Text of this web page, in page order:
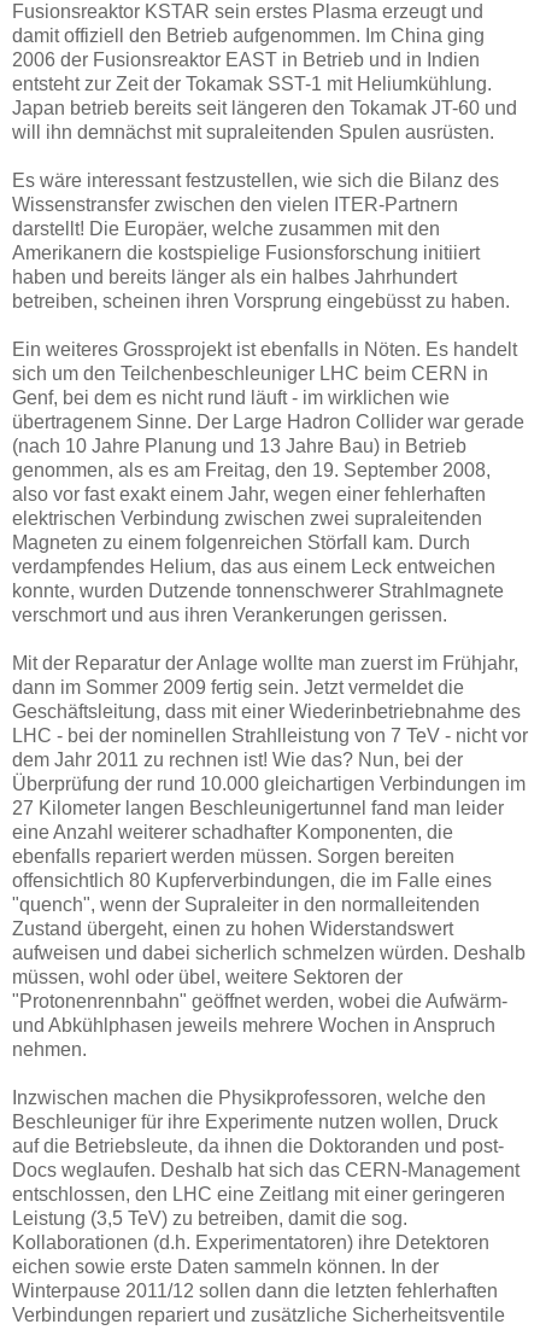
Fusionsreaktor KSTAR sein erstes Plasma erzeugt und
damit offiziell den Betrieb aufgenommen. Im China ging
2006 der Fusionsreaktor EAST in Betrieb und in Indien
entsteht zur Zeit der Tokamak SST-1 mit Heliumkühlung.
Japan betrieb bereits seit längeren den Tokamak JT-60 und
will ihn demnächst mit supraleitenden Spulen ausrüsten.
Es wäre interessant festzustellen, wie sich die Bilanz des
Wissenstransfer zwischen den vielen ITER-Partnern
darstellt! Die Europäer, welche zusammen mit den
Amerikanern die kostspielige Fusionsforschung initiiert
haben und bereits länger als ein halbes Jahrhundert
betreiben, scheinen ihren Vorsprung eingebüsst zu haben.
Ein weiteres Grossprojekt ist ebenfalls in Nöten. Es handelt
sich um den Teilchenbeschleuniger LHC beim CERN in
Genf, bei dem es nicht rund läuft - im wirklichen wie
übertragenem Sinne. Der Large Hadron Collider war gerade
(nach 10 Jahre Planung und 13 Jahre Bau) in Betrieb
genommen, als es am Freitag, den 19. September 2008,
also vor fast exakt einem Jahr, wegen einer fehlerhaften
elektrischen Verbindung zwischen zwei supraleitenden
Magneten zu einem folgenreichen Störfall kam. Durch
verdampfendes Helium, das aus einem Leck entweichen
konnte, wurden Dutzende tonnenschwerer Strahlmagnete
verschmort und aus ihren Verankerungen gerissen.
Mit der Reparatur der Anlage wollte man zuerst im Frühjahr,
dann im Sommer 2009 fertig sein. Jetzt vermeldet die
Geschäftsleitung, dass mit einer Wiederinbetriebnahme des
LHC - bei der nominellen Strahlleistung von 7 TeV - nicht vor
dem Jahr 2011 zu rechnen ist! Wie das? Nun, bei der
Überprüfung der rund 10.000 gleichartigen Verbindungen im
27 Kilometer langen Beschleunigertunnel fand man leider
eine Anzahl weiterer schadhafter Komponenten, die
ebenfalls repariert werden müssen. Sorgen bereiten
offensichtlich 80 Kupferverbindungen, die im Falle eines
"quench", wenn der Supraleiter in den normalleitenden
Zustand übergeht, einen zu hohen Widerstandswert
aufweisen und dabei sicherlich schmelzen würden. Deshalb
müssen, wohl oder übel, weitere Sektoren der
"Protonenrennbahn" geöffnet werden, wobei die Aufwärm-
und Abkühlphasen jeweils mehrere Wochen in Anspruch
nehmen.
Inzwischen machen die Physikprofessoren, welche den
Beschleuniger für ihre Experimente nutzen wollen, Druck
auf die Betriebsleute, da ihnen die Doktoranden und post-
Docs weglaufen. Deshalb hat sich das CERN-Management
entschlossen, den LHC eine Zeitlang mit einer geringeren
Leistung (3,5 TeV) zu betreiben, damit die sog.
Kollaborationen (d.h. Experimentatoren) ihre Detektoren
eichen sowie erste Daten sammeln können. In der
Winterpause 2011/12 sollen dann die letzten fehlerhaften
Verbindungen repariert und zusätzliche Sicherheitsventile